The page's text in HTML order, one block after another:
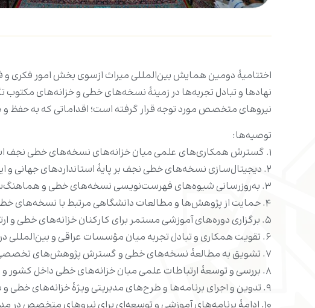
اختتامیۀ دومین همایش بین‌المللی میراث ازسوی بخش امور
نهادها و تبادل تجربه‌ها در زمینۀ نسخه‌های خطی و خزانه‌های
نیروهای متخصص مورد توجه قرار گرفته است؛ اقداماتی که به
توصیه‌ها:
۱. گسترش همکاری‌های علمی میان خزانه‌های نسخه‌های خطی نجف اشرف و مراکز مشابه در داخل و خارج از کشور برای تبادل تجربه و تقویت ارتباطات علمی.
۲. دیجیتال‌سازی نسخه‌های خطی نجف بر پایۀ استانداردهای جهانی و ایجاد پایگاه‌های اطلاعاتی نوین به‌منظور حفظ این آثار و دسترسی آسان پژوهشگران به آن‌ها.
۳. به‌روزرسانی شیوه‌های فهرست‌نویسی نسخه‌های خطی و هماهنگ‌سازی آن‌ها با نظام‌های دیجیتال جدید برای سهولت دسترسی به اطلاعات.
۴. حمایت از پژوهش‌ها و مطالعات دانشگاهی مرتبط با نسخه‌های خطی و میراث نجف و پشتیبانی از طرح‌های علمی معتبر در زمینۀ تصحیح و انتشار آثار.
۵. برگزاری دوره‌های آموزشی مستمر برای کارکنان خزانه‌های خطی و ارتقای توانمندی‌های علمی، فنی و مدیریتی آنان.
۶. تقویت همکاری و تبادل تجربه میان مؤسسات عراقی و بین‌المللی در حوزۀ کتابخانه‌ها، به‌ویژه در زمینۀ دیجیتال‌سازی و فهرست‌نویسی نسخه‌های خطی.
۷. تشویق به مطالعۀ نسخه‌های خطی و گسترش پژوهش‌های تخصصی در این زمینه.
۸. بررسی و توسعۀ ارتباطات علمی میان خزانه‌های خطی داخل کشور و مراکز معتبر جهانی.
۹. تدوین و اجرای برنامه‌ها و طرح‌های مدیریتی ویژۀ خزانه‌های خطی و به‌روزرسانی مستمر آن‌ها.